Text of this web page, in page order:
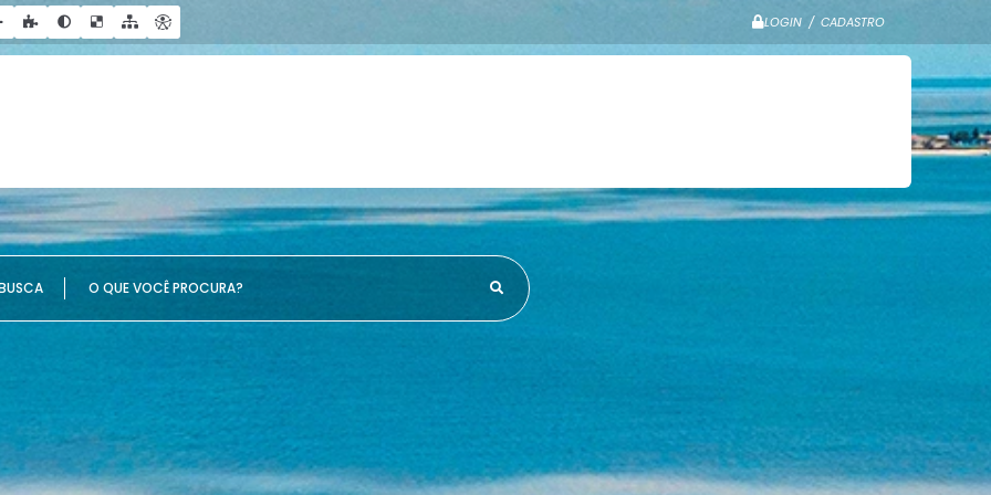
LOGIN / CADASTRO
VOCÊ PROCURA?